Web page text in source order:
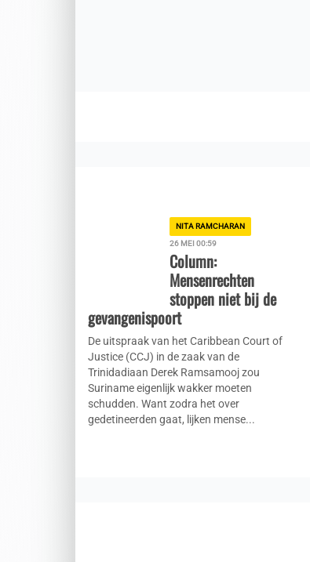
NITA RAMCHARAN
26 MEI 00:59
Column:
Mensenrechten
stoppen niet bij de
gevangenispoort
De uitspraak van het Caribbean Court of
Justice (CCJ) in de zaak van de
Trinidadiaan Derek Ramsamooj zou
Suriname eigenlijk wakker moeten
schudden. Want zodra het over
gedetineerden gaat, lijken mense...